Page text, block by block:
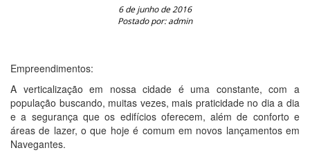
6 de junho de 2016
Postado por: admin
Empreendimentos:
A verticalização em nossa cidade é uma constante, com a
população buscando, muitas vezes, mais praticidade no dia a dia
e a segurança que os edifícios oferecem, além de conforto e
áreas de lazer, o que hoje é comum em novos lançamentos em
Navegantes.